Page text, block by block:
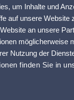
um Inhalte und
auf unsere
an unsere
möglicherweise
Nutzung der
finden Sie in